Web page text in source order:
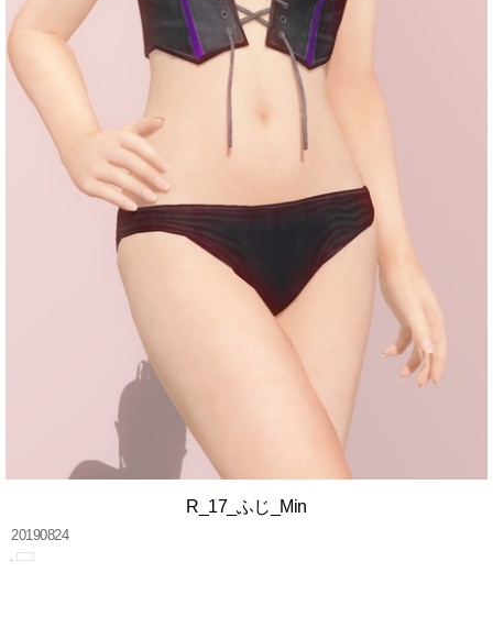
R_17_ふじ_Min
20190824